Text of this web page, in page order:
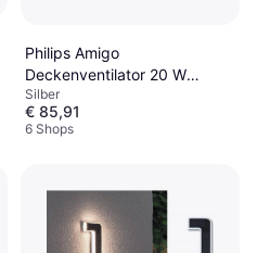
Philips Amigo
Deckenventilator 20 W
490mm x 137mm
Silber
€ 85,91
6 Shops